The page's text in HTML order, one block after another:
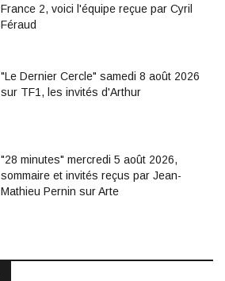
France 2, voici l'équipe reçue par Cyril
Féraud
"Le Dernier Cercle" samedi 8 août 2026
sur TF1, les invités d'Arthur
"28 minutes" mercredi 5 août 2026,
sommaire et invités reçus par Jean-
Mathieu Pernin sur Arte